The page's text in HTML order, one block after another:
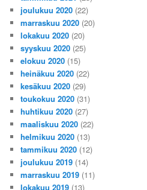
joulukuu 2020 (22)
marraskuu 2020 (20)
lokakuu 2020 (20)
syyskuu 2020 (25)
elokuu 2020 (15)
heinäkuu 2020 (22)
kesäkuu 2020 (29)
toukokuu 2020 (31)
huhtikuu 2020 (27)
maaliskuu 2020 (22)
helmikuu 2020 (13)
tammikuu 2020 (12)
joulukuu 2019 (14)
marraskuu 2019 (11)
lokakuu 2019 (13)